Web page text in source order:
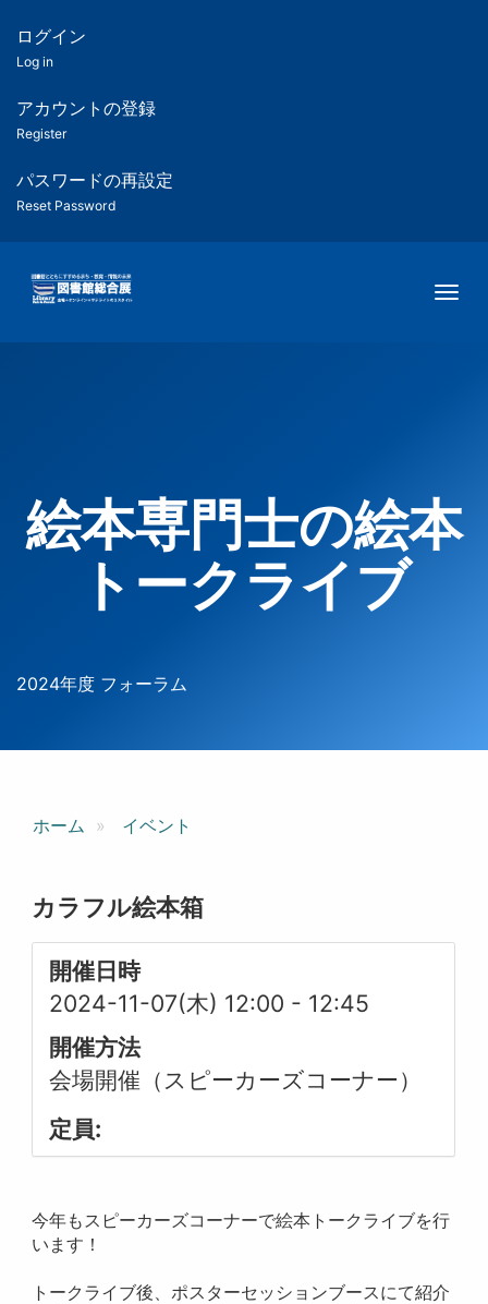
ツ
匿
名
ユ
ー
ー
用
メ
ログイン
Log in
アカウントの登録
Register
パスワードの再設定
Reset Password
絵本専門士の絵本
トークライブ
2024年度 フォーラム
ホーム イベント
カラフル絵本箱
開催日時
2024-11-07(木) 12:00 - 12:45
開催方法
会場開催（スピーカーズコーナー）
定員:
今年もスピーカーズコーナーで絵本トークライブを行
います！
トークライブ後、ポスターセッションブースにて紹介